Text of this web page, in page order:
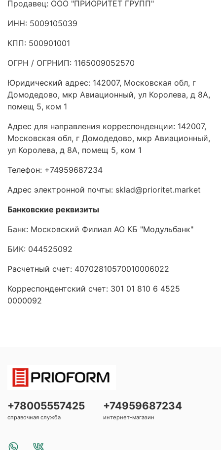
Продавец: ООО "ПРИОРИТЕТ ГРУПП"
ИНН: 5009105039
КПП: 500901001
ОГРН / ОГРНИП: 1165009052570
Юридический адрес: 142007, Московская обл, г
Домодедово, мкр Авиационный, ул Королева, д 8А,
помещ 5, ком 1
Адрес для направления корреспонденции: 142007,
Московская обл, г Домодедово, мкр Авиационный,
ул Королева, д 8А, помещ 5, ком 1
Телефон: +74959687234
Адрес электронной почты: sklad@prioritet.market
Банковские реквизиты
Банк: Московский Филиал АО КБ "Модульбанк"
БИК: 044525092
Расчетный счет: 40702810570010006022
Корреспондентский счет: 301 01 810 6 4525
0000092
+78005557425
справочная служба
+74959687234
интернет-магазин